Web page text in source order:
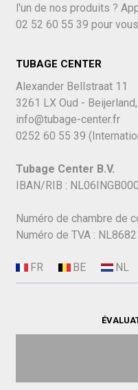
l'un de nos produits ?
02 52 60 55 39 pour
TUBAGE CENTER
Alexander Bellstraat 11
3261 LX Oud -
info@tubage-center.fr
0252 60 55 39
Tubage Center B.V.
IBAN/RIB :
Numéro de chambre de
Numéro de TVA :